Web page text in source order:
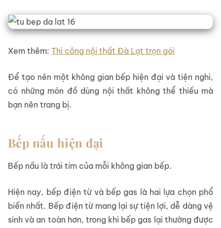
Xem thêm: Thi công nội thất Đà Lạt trọn gói
Để tạo nên một không gian bếp hiện đại và tiện nghi,
có những món đồ dùng nội thất không thể thiếu mà
bạn nên trang bị.
Bếp nấu hiện đại
Bếp nấu là trái tim của mỗi không gian bếp.
Hiện nay, bếp điện từ và bếp gas là hai lựa chọn phổ
biến nhất. Bếp điện từ mang lại sự tiện lợi, dễ dàng vệ
sinh và an toàn hơn, trong khi bếp gas lại thường được